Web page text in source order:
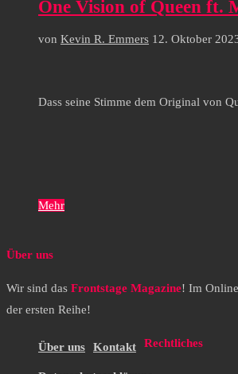
One Vision of Queen ft.
von Kevin R. Emmers 12. Oktober
Dass seine Stimme dem Original von
Mehr
Über uns
Wir sind das Frontstage Magazine! Im
der ersten Reihe!
Über uns Kontakt Rechtliches